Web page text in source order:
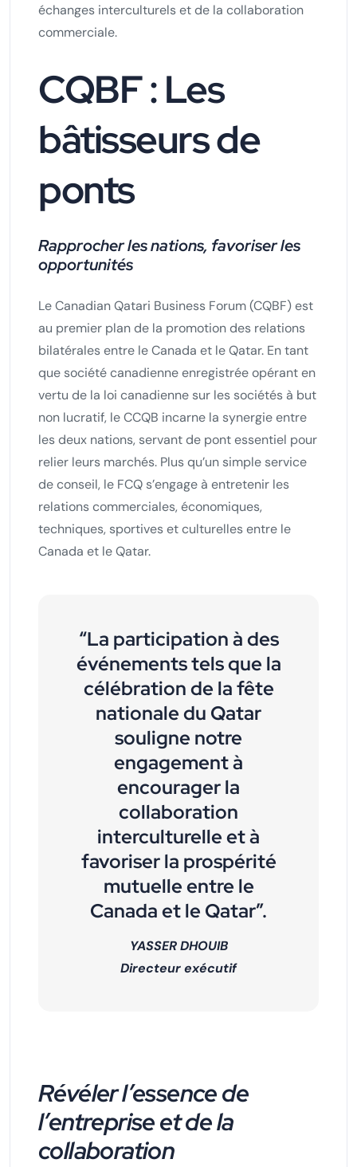
échanges interculturels et de la collaboration
commerciale.
CQBF : Les
bâtisseurs de
ponts
Rapprocher les nations, favoriser les
opportunités
Le Canadian Qatari Business Forum (CQBF) est
au premier plan de la promotion des relations
bilatérales entre le Canada et le Qatar. En tant
que société canadienne enregistrée opérant en
vertu de la loi canadienne sur les sociétés à but
non lucratif, le CCQB incarne la synergie entre
les deux nations, servant de pont essentiel pour
relier leurs marchés. Plus qu’un simple service
de conseil, le FCQ s’engage à entretenir les
relations commerciales, économiques,
techniques, sportives et culturelles entre le
Canada et le Qatar.
“La participation à des
événements tels que la
célébration de la fête
nationale du Qatar
souligne notre
engagement à
encourager la
collaboration
interculturelle et à
favoriser la prospérité
mutuelle entre le
Canada et le Qatar”.
YASSER DHOUIB
Directeur exécutif
Révéler l’essence de
l’entreprise et de la
collaboration